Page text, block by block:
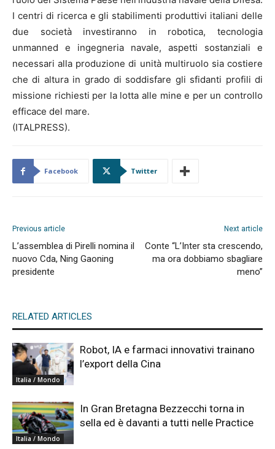
I centri di ricerca e gli stabilimenti produttivi italiani delle
due società investiranno in robotica, tecnologia
unmanned e ingegneria navale, aspetti sostanziali e
necessari alla produzione di unità multiruolo sia costiere
che di altura in grado di soddisfare gli sfidanti profili di
missione richiesti per la lotta alle mine e per un controllo
efficace del mare.
(ITALPRESS).
Facebook Twitter
Previous article
L’assemblea di Pirelli nomina il
nuovo Cda, Ning Gaoning
presidente
Next article
Conte “L’Inter sta crescendo,
ma ora dobbiamo sbagliare
meno”
RELATED ARTICLES
Italia / Mondo
Robot, IA e farmaci innovativi trainano
l’export della Cina
Italia / Mondo
In Gran Bretagna Bezzecchi torna in
sella ed è davanti a tutti nelle Practice